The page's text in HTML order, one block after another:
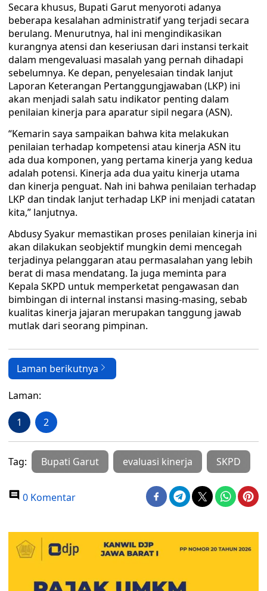
Secara khusus, Bupati Garut menyoroti adanya
beberapa kesalahan administratif yang terjadi secara
berulang. Menurutnya, hal ini mengindikasikan
kurangnya atensi dan keseriusan dari instansi terkait
dalam mengevaluasi masalah yang pernah dihadapi
sebelumnya. Ke depan, penyelesaian tindak lanjut
Laporan Keterangan Pertanggungjawaban (LKP) ini
akan menjadi salah satu indikator penting dalam
penilaian kinerja para aparatur sipil negara (ASN).
“Kemarin saya sampaikan bahwa kita melakukan
penilaian terhadap kompetensi atau kinerja ASN itu
ada dua komponen, yang pertama kinerja yang kedua
adalah potensi. Kinerja ada dua yaitu kinerja utama
dan kinerja penguat. Nah ini bahwa penilaian terhadap
LKP dan tindak lanjut terhadap LKP ini menjadi catatan
kita,” lanjutnya.
Abdusy Syakur memastikan proses penilaian kinerja ini
akan dilakukan seobjektif mungkin demi mencegah
terjadinya pelanggaran atau permasalahan yang lebih
berat di masa mendatang. Ia juga meminta para
Kepala SKPD untuk memperketat pengawasan dan
bimbingan di internal instansi masing-masing, sebab
kualitas kinerja jajaran merupakan tanggung jawab
mutlak dari seorang pimpinan.
Laman berikutnya
Laman:
1 2
Tag: Bupati Garut evaluasi kinerja SKPD
0 Komentar